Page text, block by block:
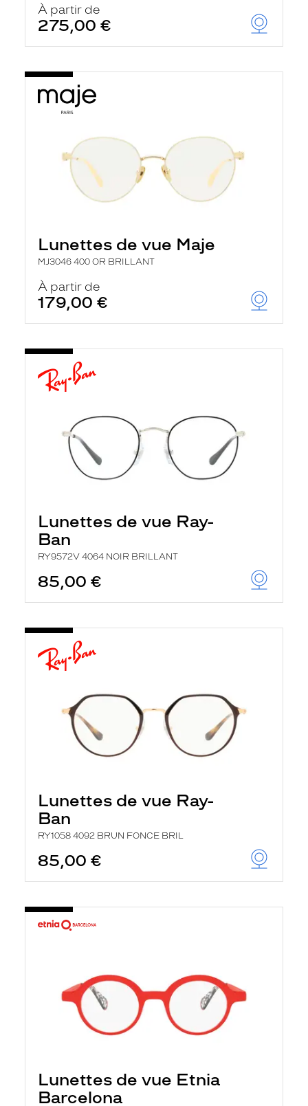
À partir de
275,00 €
Lunettes de vue Maje
MJ3046 400 OR BRILLANT
À partir de
179,00 €
Lunettes de vue Ray-
Ban
RY9572V 4064 NOIR BRILLANT
85,00 €
Lunettes de vue Ray-
Ban
RY1058 4092 BRUN FONCE BRIL
85,00 €
Lunettes de vue Etnia
Barcelona